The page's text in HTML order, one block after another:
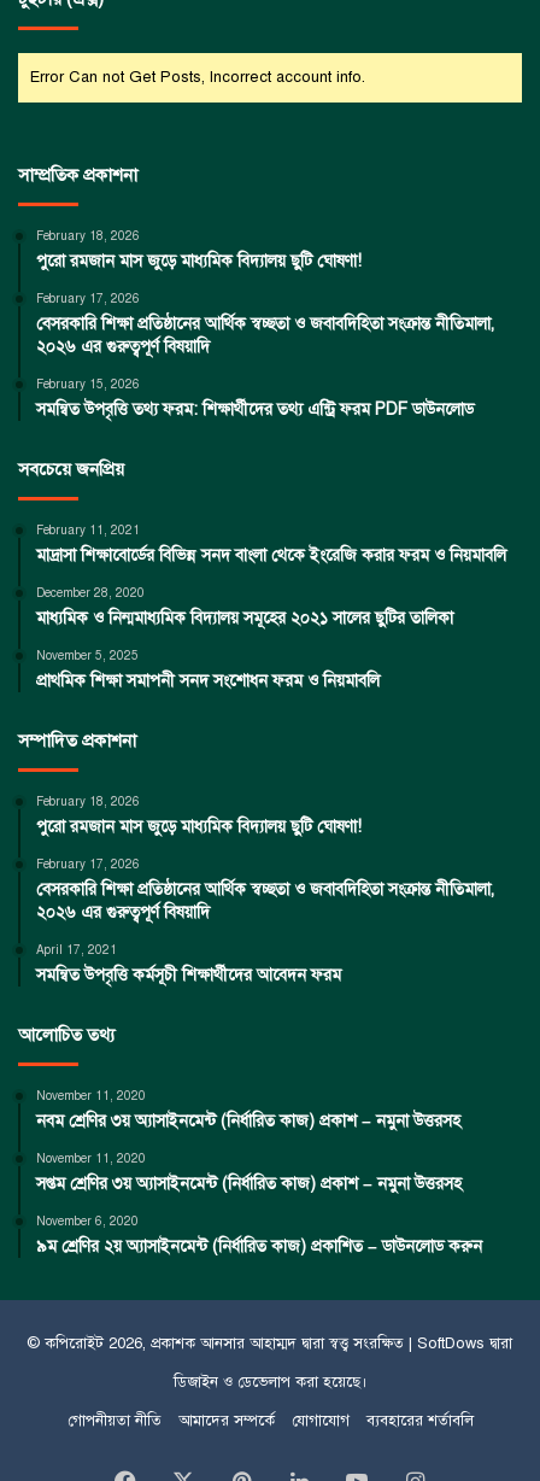
Error Can not Get Posts, Incorrect account info.
সাম্প্রতিক প্রকাশনা
February 18, 2026
পুরো রমজান মাস জুড়ে মাধ্যমিক বিদ্যালয় ছুটি ঘোষণা!
February 17, 2026
বেসরকারি শিক্ষা প্রতিষ্ঠানের আর্থিক স্বচ্ছতা ও জবাবদিহিতা সংক্রান্ত নীতিমালা,
২০২৬ এর গুরুত্বপূর্ণ বিষয়াদি
February 15, 2026
সমন্বিত উপবৃত্তি তথ্য ফরম: শিক্ষার্থীদের তথ্য এন্ট্রি ফরম PDF ডাউনলোড
সবচেয়ে জনপ্রিয়
February 11, 2021
মাদ্রাসা শিক্ষাবোর্ডের বিভিন্ন সনদ বাংলা থেকে ইংরেজি করার ফরম ও নিয়মাবলি
December 28, 2020
মাধ্যমিক ও নিন্মমাধ্যমিক বিদ্যালয় সমূহের ২০২১ সালের ছুটির তালিকা
November 5, 2025
প্রাথমিক শিক্ষা সমাপনী সনদ সংশোধন ফরম ও নিয়মাবলি
সম্পাদিত প্রকাশনা
February 18, 2026
পুরো রমজান মাস জুড়ে মাধ্যমিক বিদ্যালয় ছুটি ঘোষণা!
February 17, 2026
বেসরকারি শিক্ষা প্রতিষ্ঠানের আর্থিক স্বচ্ছতা ও জবাবদিহিতা সংক্রান্ত নীতিমালা,
২০২৬ এর গুরুত্বপূর্ণ বিষয়াদি
April 17, 2021
সমন্বিত উপবৃত্তি কর্মসূচী শিক্ষার্থীদের আবেদন ফরম
আলোচিত তথ্য
November 11, 2020
নবম শ্রেণির ৩য় অ্যাসাইনমেন্ট (নির্ধারিত কাজ) প্রকাশ – নমুনা উত্তরসহ
November 11, 2020
সপ্তম শ্রেণির ৩য় অ্যাসাইনমেন্ট (নির্ধারিত কাজ) প্রকাশ – নমুনা উত্তরসহ
November 6, 2020
৯ম শ্রেণির ২য় অ্যাসাইনমেন্ট (নির্ধারিত কাজ) প্রকাশিত – ডাউনলোড করুন
© কপিরােইট 2026, প্রকাশকআনসার আহাম্মদদ্বারা স্বত্ত্ব সংরক্ষিত | SoftDows দ্বারা
ডিজাইন ও ডেভেলাপ করা হয়েছে।
গোপনীয়তা নীতি
আমাদের সম্পর্কে যোগাযোগ ব্যবহারের শর্তাবলি